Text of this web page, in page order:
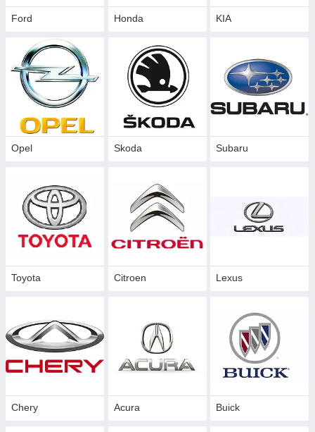
Ford Honda KIA
Opel Skoda Subaru
Toyota Citroen Lexus
Chery Acura Buick